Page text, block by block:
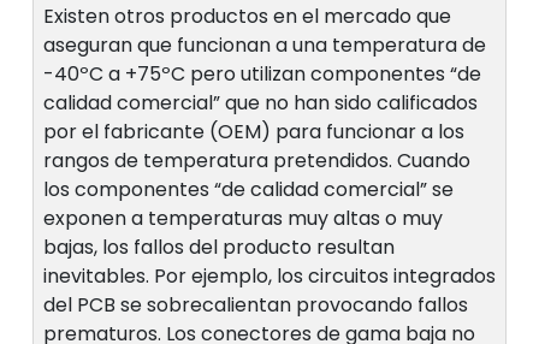
Existen otros productos en el mercado que
aseguran que funcionan a una temperatura de
-40ºC a +75ºC pero utilizan componentes “de
calidad comercial” que no han sido calificados
por el fabricante (OEM) para funcionar a los
rangos de temperatura pretendidos. Cuando
los componentes “de calidad comercial” se
exponen a temperaturas muy altas o muy
bajas, los fallos del producto resultan
inevitables. Por ejemplo, los circuitos integrados
del PCB se sobrecalientan provocando fallos
prematuros. Los conectores de gama baja no